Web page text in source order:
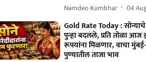
Namdeo Kumbhar 04
Gold Rate Today :
पुन्हा बदलले, प्रति तोळा आज
रूपयांना मिळणार, वाचा मुंबई-
पुण्यातील ताजा भाव